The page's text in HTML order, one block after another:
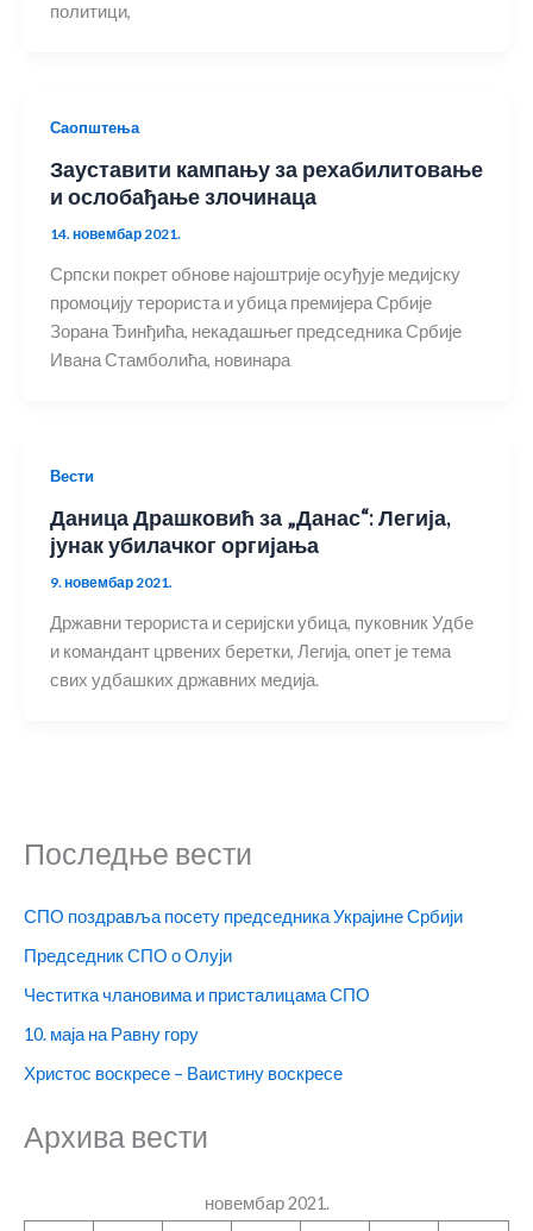
политици,
Саопштења
Зауставити кампању за рехабилитовање
и ослобађање злочинаца
14. новембар 2021.
Српски покрет обнове најоштрије осуђује медијску
промоцију терориста и убица премијера Србије
Зорана Ђинђића, некадашњег председника Србије
Ивана Стамболића, новинара
Вести
Даница Драшковић за „Данас“: Легија,
јунак убилачког оргијања
9. новембар 2021.
Државни терориста и серијски убица, пуковник Удбе
и командант црвених беретки, Легија, опет је тема
свих удбашких државних медија.
Последње вести
СПО поздравља посету председника Украјине Србији
Председник СПО о Олуји
Честитка члановима и присталицама СПО
10. маја на Равну гору
Христос воскресе – Ваистину воскресе
Архива вести
новембар 2021.